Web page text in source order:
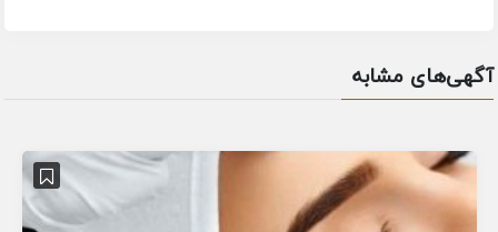
آگهی‌های مشابه